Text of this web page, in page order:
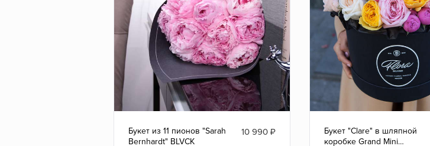
Букет из 11 пионов "Sarah
Bernhardt" BLVCK
10 990₽
Букет "Clare" в шляпной
коробке Grand Mini